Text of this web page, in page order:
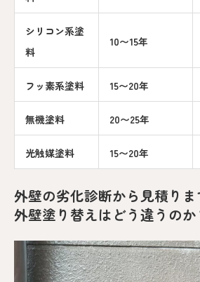
シリコン系塗
料
10〜15年
フッ素系塗料 15〜20年
無機塗料 20〜25年
光触媒塗料 15〜20年
外壁の劣化診断から見積り
外壁塗り替えはどう違うのか